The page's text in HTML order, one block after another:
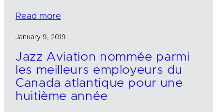
Read more
January 9, 2019
Jazz Aviation nommée parmi
les meilleurs employeurs du
Canada atlantique pour une
huitième année